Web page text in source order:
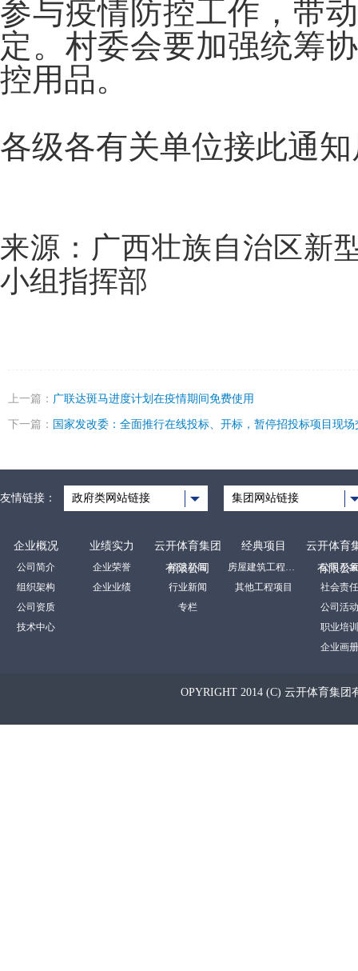
参与疫情防控工作，带
定。村委会要加强统筹
控用品。
各级各有关单位接此通
来源： 广西壮族自治区新
小组指挥部
上一篇： 广联达斑马进度计划在疫情期间免费使用
下一篇： 国家发改委：全面推行在线投标、开标，暂停招投标项目现
友情链接： 政府类网站链接 集团网站链接
企业概况
公司简介
组织架构
公司资质
技术中心
业绩实力
企业荣誉
企业业绩
云开体育集团
有限公司
裕达新闻
行业新闻
专栏
经典项目
房屋建筑工程项目
其他工程项目
云开体育
有限公
公司形象
社会责任
公司活动
职业培训
企业画册
OPYRIGHT 2014 (C) 云开体育集团